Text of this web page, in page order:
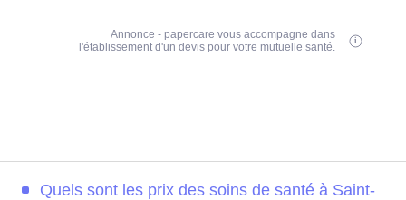
Annonce - papercare vous accompagne dans
l'établissement d'un devis pour votre mutuelle santé.
Quels sont les prix des soins de santé à Saint-